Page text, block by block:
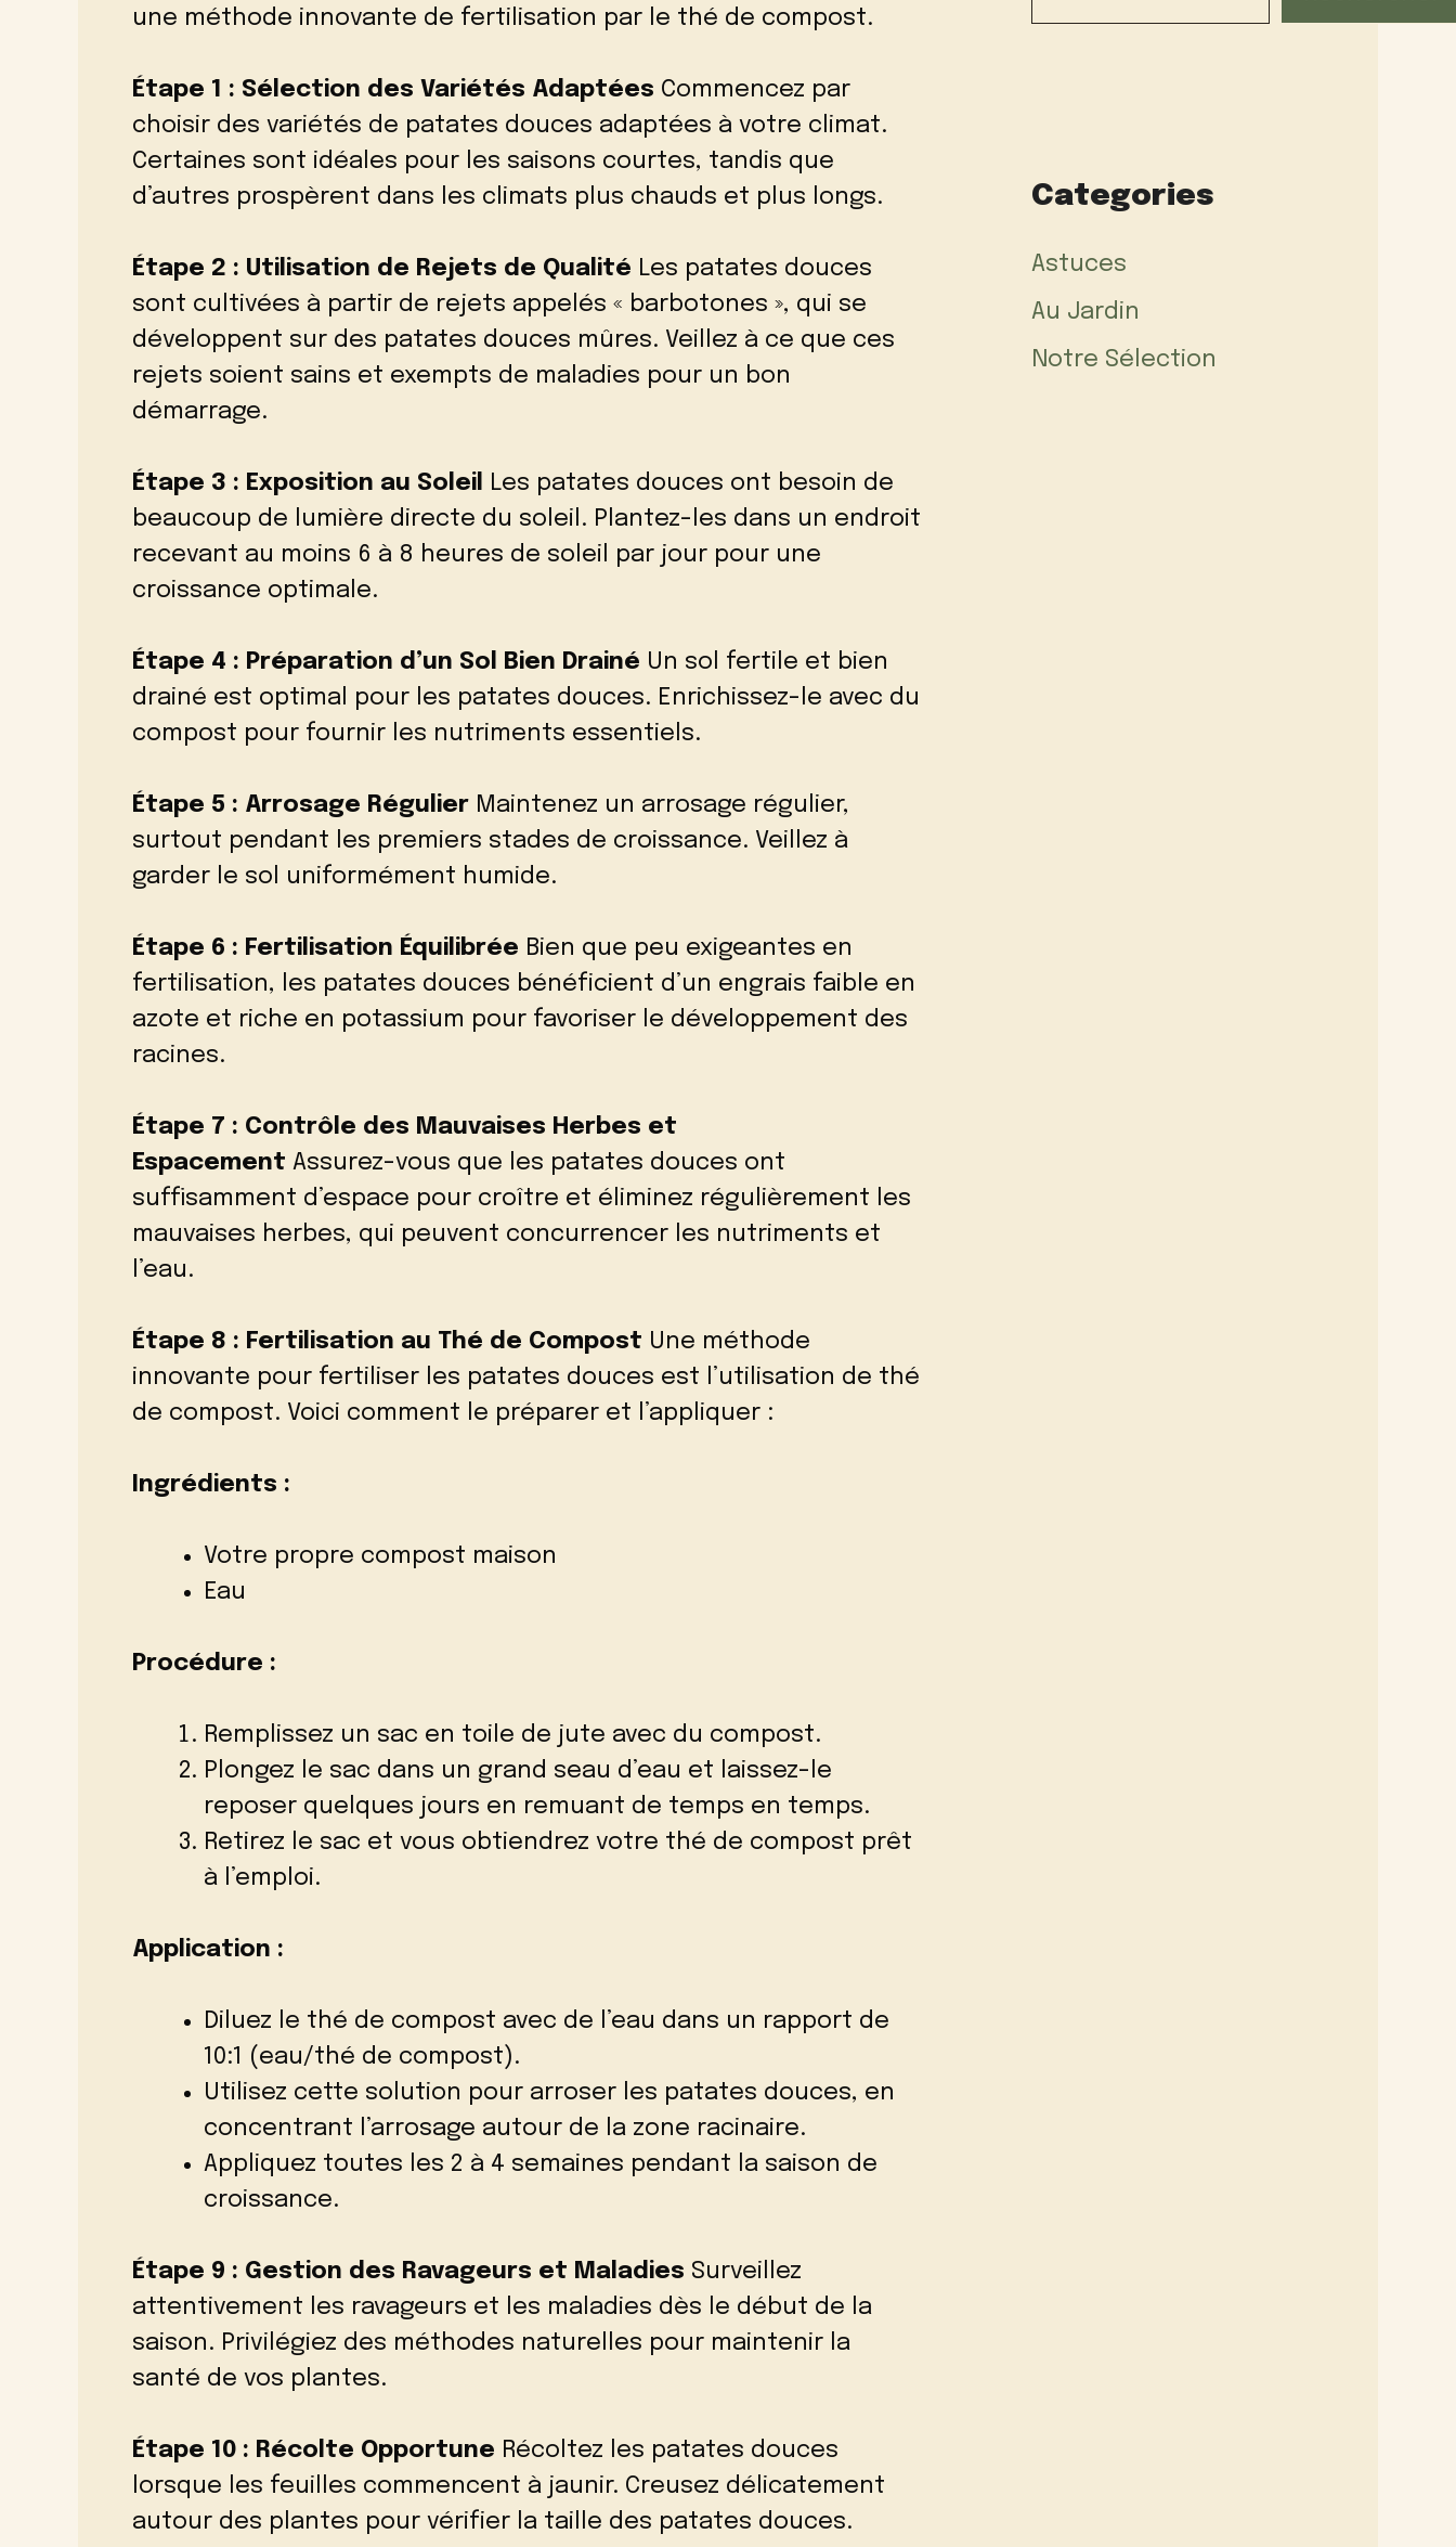
une méthode innovante de fertilisation par le thé de compost.
Étape 1 : Sélection des Variétés Adaptées Commencez par
choisir des variétés de patates douces adaptées à votre climat.
Certaines sont idéales pour les saisons courtes, tandis que
d’autres prospèrent dans les climats plus chauds et plus longs.
Étape 2 : Utilisation de Rejets de Qualité Les patates douces
sont cultivées à partir de rejets appelés « barbotones », qui se
développent sur des patates douces mûres. Veillez à ce que ces
rejets soient sains et exempts de maladies pour un bon
démarrage.
Étape 3 : Exposition au Soleil
Les patates douces ont besoin de
beaucoup de lumière directe du soleil. Plantez-les dans un endroit
recevant au moins 6 à 8 heures de soleil par jour pour une
croissance optimale.
Étape 4 : Préparation d’un Sol Bien Drainé Un sol fertile et bien
drainé est optimal pour les patates douces. Enrichissez-le avec du
compost pour fournir les nutriments essentiels.
Étape 5 : Arrosage Régulier Maintenez un arrosage régulier,
surtout pendant les premiers stades de croissance. Veillez à
garder le sol uniformément humide.
Étape 6 : Fertilisation Équilibrée Bien que peu exigeantes en
fertilisation, les patates douces bénéficient d’un engrais faible en
azote et riche en potassium pour favoriser le développement des
racines.
Étape 7 : Contrôle des Mauvaises Herbes et
Espacement Assurez-vous que les patates douces ont
suffisamment d’espace pour croître et éliminez régulièrement les
mauvaises herbes, qui peuvent concurrencer les nutriments et
l’eau.
Étape 8 : Fertilisation au Thé de Compost Une méthode
innovante pour fertiliser les patates douces est l’utilisation de thé
de compost. Voici comment le préparer et l’appliquer :
Ingrédients :
Votre propre compost maison
Eau
Procédure :
Remplissez un sac en toile de jute avec du compost.
Plongez le sac dans un grand seau d’eau et laissez-le
reposer quelques jours en remuant de temps en temps.
Retirez le sac et vous obtiendrez votre thé de compost prêt
à l’emploi.
Application :
Diluez le thé de compost avec de l’eau dans un rapport de
10:1 (eau/thé de compost).
Utilisez cette solution pour arroser les patates douces, en
concentrant l’arrosage autour de la zone racinaire.
Appliquez toutes les 2 à 4 semaines pendant la saison de
croissance.
Étape 9 : Gestion des Ravageurs et Maladies Surveillez
attentivement les ravageurs et les maladies dès le début de la
saison. Privilégiez des méthodes naturelles pour maintenir la
santé de vos plantes.
Étape 10 : Récolte Opportune Récoltez les patates douces
lorsque les feuilles commencent à jaunir. Creusez délicatement
autour des plantes pour vérifier la taille des patates douces.
Categories
Astuces
Au Jardin
Notre Sélection